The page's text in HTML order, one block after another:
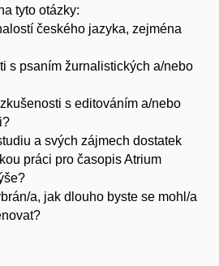
tyto otázky:
českého jazyka, zejména
s psaním žurnalistických a/nebo
s editováním a/nebo
a svých zájmech dostatek
práci pro časopis Atrium
a, jak dlouho byste se mohl/a